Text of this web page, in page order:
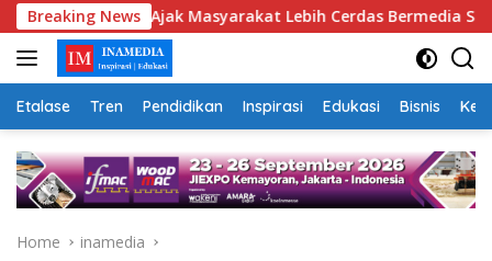
Skip
to
content
Breaking News
Ajak Masyarakat Lebih Cerdas Bermedia Sosial
Etalase Tren Pendidikan Inspirasi Edukasi Bisnis
Home inamedia